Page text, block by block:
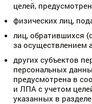
целей,
физических лиц,
лиц, обратившихся
за осуществлением
других субъектов
персональных
предусмотрена в
и ЛПА с учетом
указанных в